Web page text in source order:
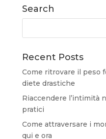
Search
Recent Posts
Come ritrovare il peso
diete drastiche
Riaccendere l’intimità
pratici
Come attraversare i
qui e ora